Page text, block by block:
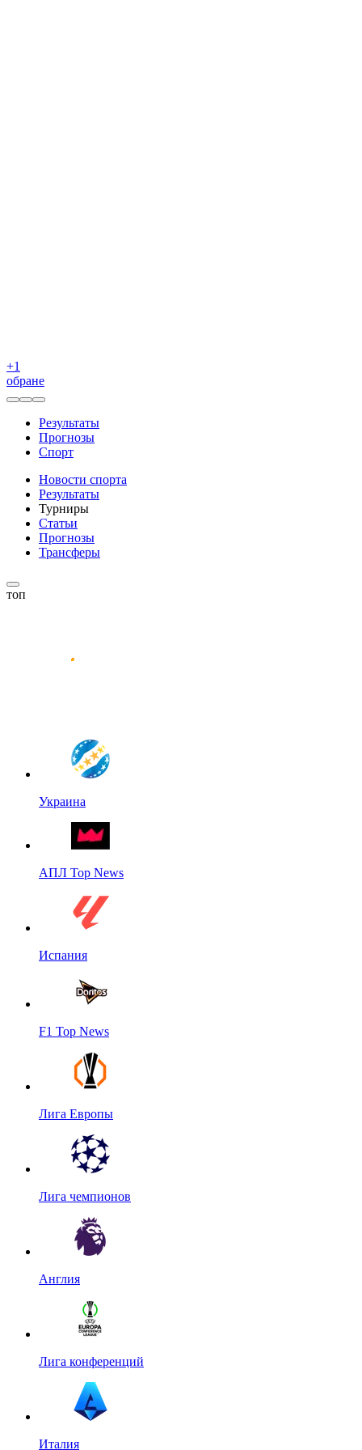
+1
обране
Результаты
Прогнозы
Спорт
Новости спорта
Результаты
Турниры
Статьи
Прогнозы
Трансферы
топ
Украина
АПЛ Top News
Испания
F1 Top News
Лига Европы
Лига чемпионов
Англия
Лига конференций
Италия